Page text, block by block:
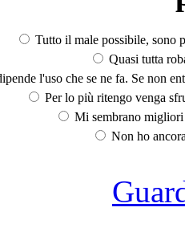
Tutto il male possibile, sono
Quasi tutta
l'uso che se ne fa. Se non
Per lo più ritengo venga
Mi sembrano
Non ho